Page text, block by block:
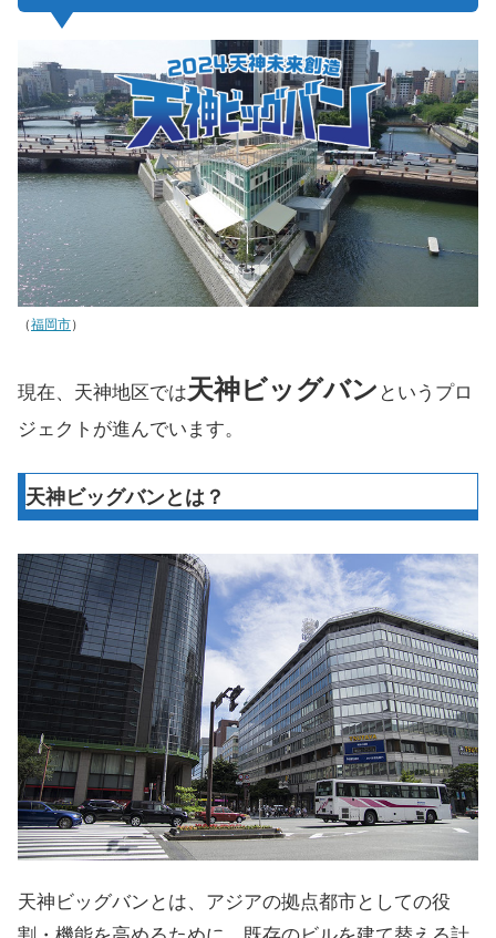
（福岡市）
現在、天神地区では天神ビッグバン というプロ
ジェクトが進んでいます。
天神ビッグバンとは？
天神ビッグバンとは、アジアの拠点都市としての役